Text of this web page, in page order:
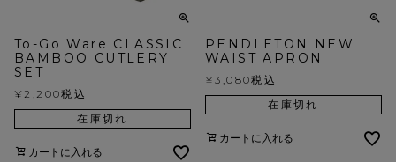
To-Go Ware CLASSIC
BAMBOO CUTLERY
SET
¥ 2,200税込
在庫切れ
カートに入れる
PENDLETON NEW
WAIST APRON
¥3,080税込
在庫切れ
カートに入れる